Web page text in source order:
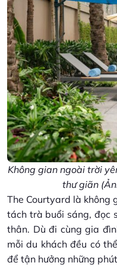
Không gian ngoài trời
thư giãn
The Courtyard là không
tách trà buổi sáng, đọc
thân. Dù đi cùng gia
mỗi du khách đều có
để tận hưởng những